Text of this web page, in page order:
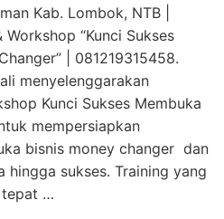
Kab. Lombok, NTB |
“Kunci Sukses
| 081219315458.
menyelenggarakan
Kunci Sukses Membuka
mempersiapkan
bisnis money changer dan
hingga sukses. Training yang
tepat …